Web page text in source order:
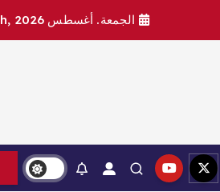
الجمعة. أغسطس 7th, 2026